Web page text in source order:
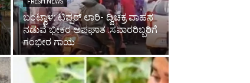
FRESH NEWS
ಬಂಟ್ವಾಳ: ಟಿಪ್ಪರ್ ಲಾರಿ- ದ್ವಿಚಕ್ರ ವಾಹನ
ನಡುವೆ ಭೀಕರ ಅಪಘಾತ :ಸವಾರರಿಬ್ಬರಿಗೆ
ಗಂಭೀರ ಗಾಯ